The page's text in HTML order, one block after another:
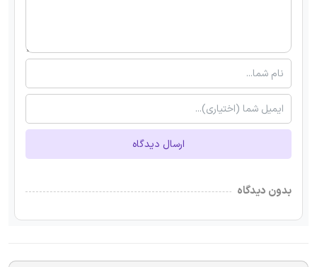
ارسال دیدگاه
بدون دیدگاه